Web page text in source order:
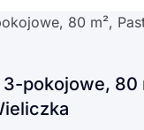
pokojowe, 80